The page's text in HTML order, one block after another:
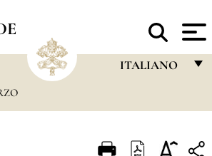
ITALIANO
ITALIANO